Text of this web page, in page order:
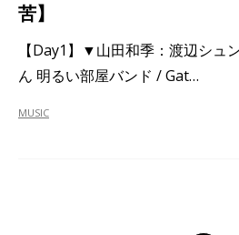
苦】
【Day1】▼山田和季：渡辺シュ
ん 明るい部屋バンド / Gat…
MUSIC